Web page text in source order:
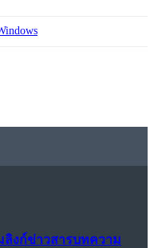
ลิงก์ข่าวสารบทความ